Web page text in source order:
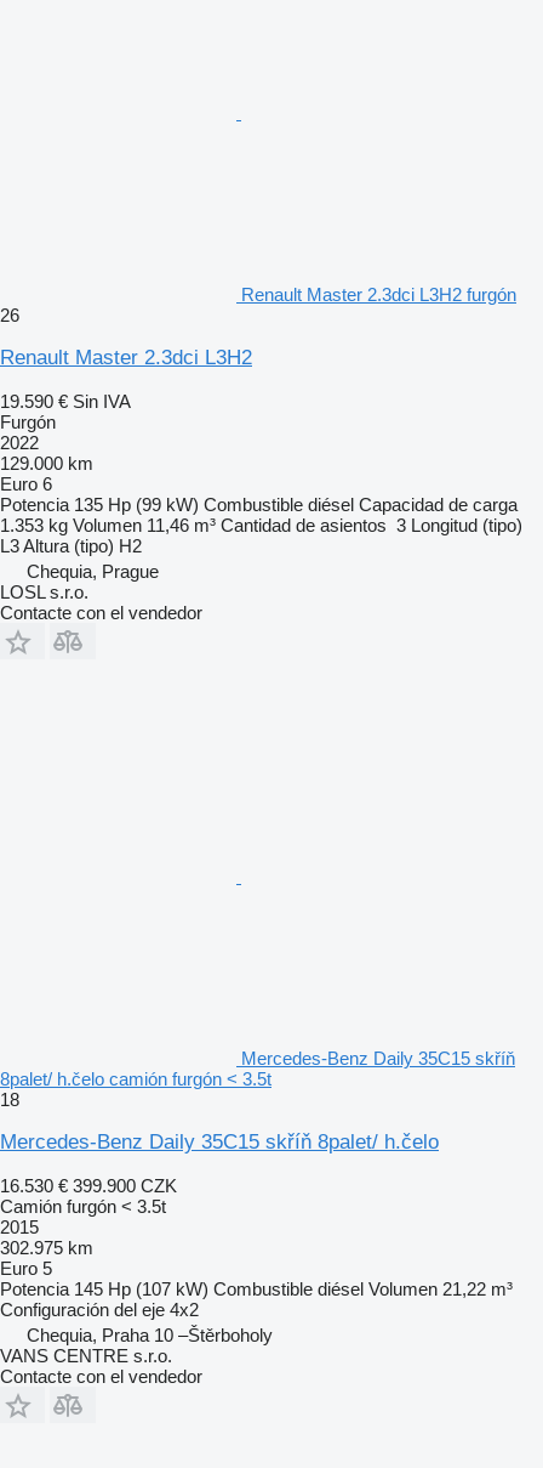
Renault Master 2.3dci L3H2 furgón
26
Renault Master 2.3dci L3H2
19.590 € Sin IVA
Furgón
2022
129.000 km
Euro 6
Potencia 135 Hp (99 kW) Combustible diésel Capacidad de carga
1.353 kg Volumen 11,46 m³ Cantidad de asientos 3 Longitud (tipo)
L3Altura (tipo) H2
Chequia, Prague
LOSL s.r.o.
Contacte con el vendedor
Mercedes-Benz Daily 35C15 skříň
8palet/ h.čelo camión furgón < 3.5t
18
Mercedes-Benz Daily 35C15 skříň 8palet/ h.čelo
16.530 € 399.900 CZK
Camión furgón < 3.5t
2015
302.975 km
Euro 5
Potencia 145 Hp (107 kW) Combustible diésel Volumen 21,22 m³
Configuración del eje 4x2
Chequia, Praha 10 –Štěrboholy
VANS CENTRE s.r.o.
Contacte con el vendedor